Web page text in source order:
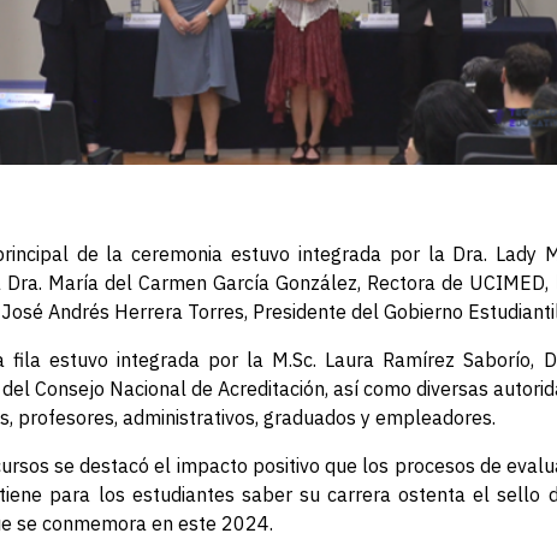
de la ceremonia estuvo integrada por la Dra. Lady
Dra. María del Carmen García González, Rectora de
Andrés Herrera Torres, Presidente del Gobierno Estudiantil
fila estuvo integrada por la M.Sc. Laura Ramírez
Consejo Nacional de Acreditación, así como diversas
profesores, administrativos, graduados y empleadores.
se destacó el impacto positivo que los procesos de
para los estudiantes saber su carrera ostenta el sello
se conmemora en este 2024.